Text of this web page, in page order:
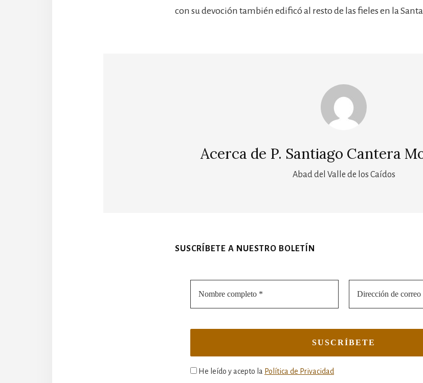
con su devoción también edificó al resto de las fieles en la Santa
Acerca de P. Santiago Cantera
Abad del Valle de los Caídos
SUSCRÍBETE A NUESTRO BOLETÍN
He leído y acepto la Política de Privacidad